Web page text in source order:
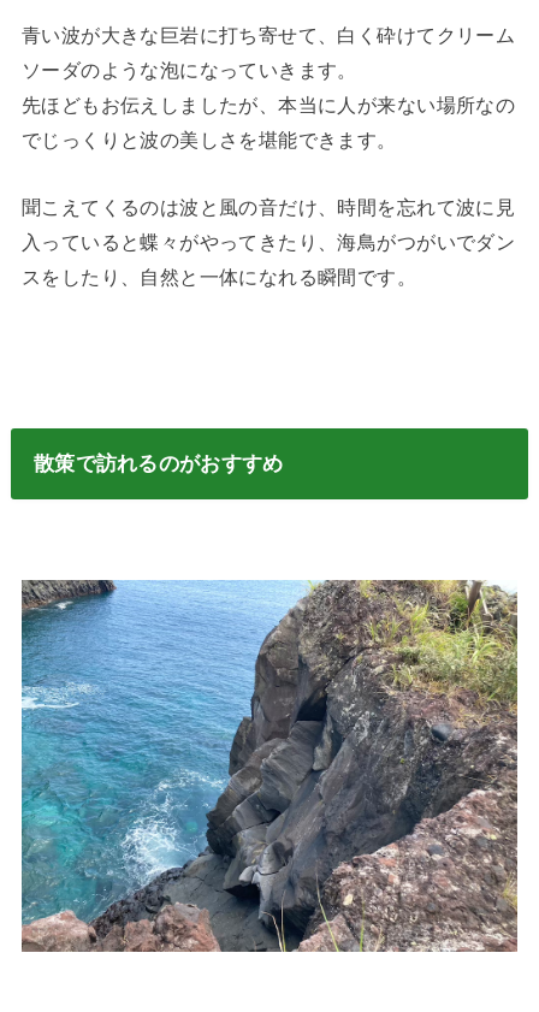
青い波が大きな巨岩に打ち寄せて、白く砕けてクリーム
ソーダのような泡になっていきます。
先ほどもお伝えしましたが、本当に人が来ない場所なの
でじっくりと波の美しさを堪能できます。
聞こえてくるのは波と風の音だけ、時間を忘れて波に見
入っていると蝶々がやってきたり、海鳥がつがいでダン
スをしたり、自然と一体になれる瞬間です。
散策で訪れるのがおすすめ